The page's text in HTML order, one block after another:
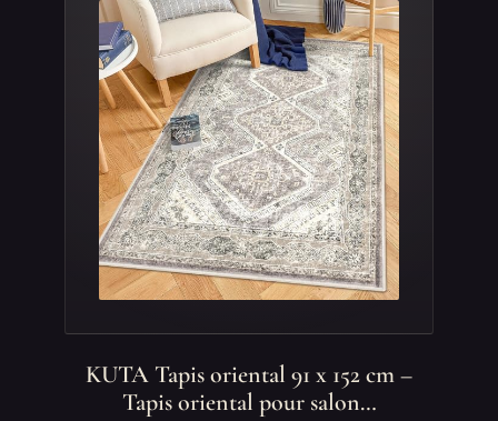
KUTA Tapis oriental 91 x 152 cm –
Tapis oriental pour salon…